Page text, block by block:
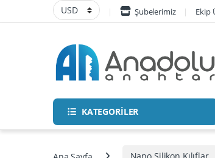
Skip to navigation
Skip to content Şubelerimiz Ekip
KATEGORİLER